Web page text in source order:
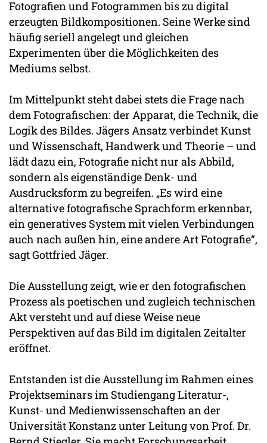
Fotografien und Fotogrammen bis zu digital
erzeugten Bildkompositionen. Seine Werke sind
häufig seriell angelegt und gleichen
Experimenten über die Möglichkeiten des
Mediums selbst.
Im Mittelpunkt steht dabei stets die Frage nach
dem Fotografischen: der Apparat, die Technik, die
Logik des Bildes. Jägers Ansatz verbindet Kunst
und Wissenschaft, Handwerk und Theorie – und
lädt dazu ein, Fotografie nicht nur als Abbild,
sondern als eigenständige Denk- und
Ausdrucksform zu begreifen. „Es wird eine
alternative fotografische Sprachform erkennbar,
ein generatives System mit vielen Verbindungen
auch nach außen hin, eine andere Art Fotografie“,
sagt Gottfried Jäger.
Die Ausstellung zeigt, wie er den fotografischen
Prozess als poetischen und zugleich technischen
Akt versteht und auf diese Weise neue
Perspektiven auf das Bild im digitalen Zeitalter
eröffnet.
Entstanden ist die Ausstellung im Rahmen eines
Projektseminars im Studiengang Literatur-,
Kunst- und Medienwissenschaften an der
Universität Konstanz unter Leitung von Prof. Dr.